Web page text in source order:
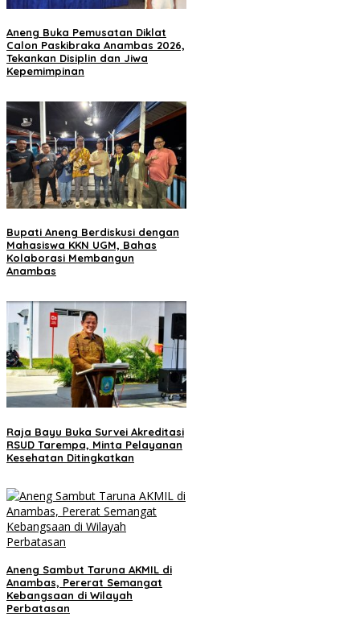
Aneng Buka Pemusatan Diklat
Calon Paskibraka Anambas 2026,
Tekankan Disiplin dan Jiwa
Kepemimpinan
Bupati Aneng Berdiskusi dengan
Mahasiswa KKN UGM, Bahas
Kolaborasi Membangun
Anambas
Raja Bayu Buka Survei Akreditasi
RSUD Tarempa, Minta Pelayanan
Kesehatan Ditingkatkan
Aneng Sambut Taruna AKMIL di
Anambas, Pererat Semangat
Kebangsaan di Wilayah
Perbatasan